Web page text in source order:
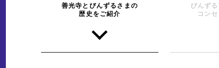
善光寺とびんずるさまの
歴史をご紹介
びんず
コン